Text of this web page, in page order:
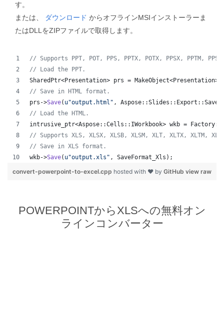
す。
または、
ダウンロード からオフラインMSIインストーラーま
たはDLLをZIPファイルで取得します。
// Supports PPT, POT, PPS, PPTX, POTX, PPSX, PPTM,
// Load the PPT.
SharedPtr<Presentation> prs = MakeObject<Presentation>(
// Save in HTML format.
prs->Save( u"output.html " ,
// Load the HTML.
intrusive_ptr<Aspose::Cells::IWorkbook> wkb =
// Supports XLS, XLSX, XLSB, XLSM, XLT, XLTX, XLTM,
// Save in XLS format.
wkb->Save( u"output.xls " , SaveFormat_Xls);
view raw
convert-powerpoint-to-excel.cpp hosted with ❤ by GitHub
POWERPOINTからXLSへの無料オン
ラインコンバーター